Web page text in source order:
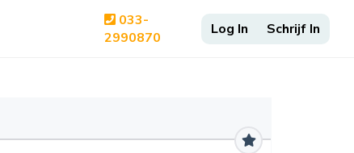
033-
2990870